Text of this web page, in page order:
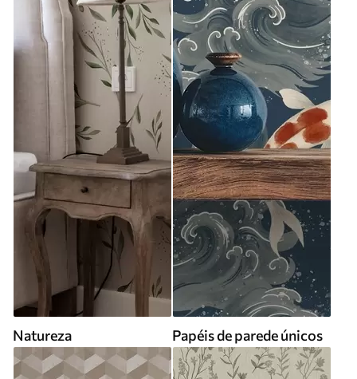
Natureza Papéis de parede únicos